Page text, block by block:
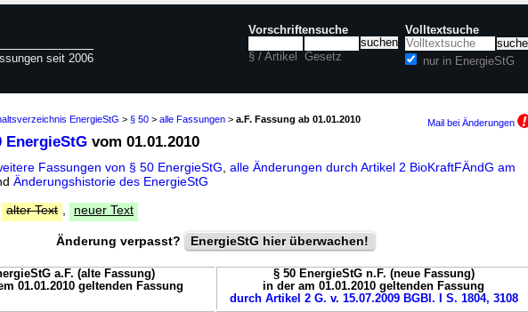
seit 2006
Vorschriftensuche
§ / Artikel Gesetz
Volltextsuche
nur in EnergieStG
EnergieStG > § 50 > alle Fassungen > a.F. Fassung ab 01.01.2010 Mail bei Änderungen
EnergieStG vom 01.01.2010
Fassungen von § 50 EnergieStG alle Änderungen durch Artikel 2 BioKraftFÄndG am
Änderungshistorie des EnergieStG
alter Text neuer Text
Änderung verpasst? EnergieStG hier überwachen!
a.F. (alte Fassung)
01.01.2010 geltenden Fassung
§ 50 EnergieStG n.F. (neue Fassung)
in der am 01.01.2010 geltenden Fassung
durch Artikel 2 G. v. 15.07.2009 BGBl. I S. 1804, 3108